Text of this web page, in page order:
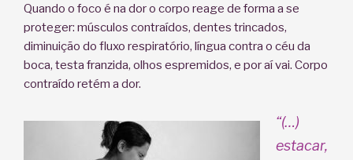
Quando o foco é na dor o corpo reage de forma a se
proteger: músculos contraídos, dentes trincados,
diminuição do fluxo respiratório, língua contra o céu da
boca, testa franzida, olhos espremidos, e por aí vai. Corpo
contraído retém a dor.
“(…)
estacar,